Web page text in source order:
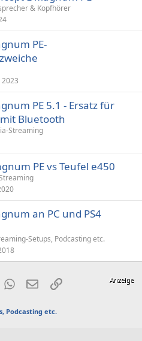
p
& Kopfhörer
PE-
PE 5.1 - Ersatz für
Bluetooth
Streaming
PE vs Teufel e450
an PC und PS4
Setups, Podcasting etc.
WhatsApp
E-MailLink
Podcasting etc.